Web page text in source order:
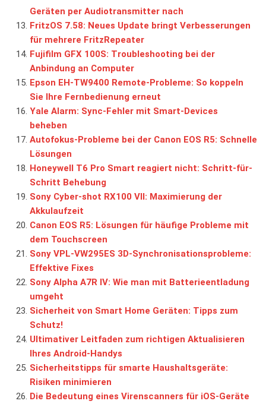
Geräten per Audiotransmitter nach
FritzOS 7.58: Neues Update bringt Verbesserungen
für mehrere FritzRepeater
Fujifilm GFX 100S: Troubleshooting bei der
Anbindung an Computer
Epson EH-TW9400 Remote-Probleme: So koppeln
Sie Ihre Fernbedienung erneut
Yale Alarm: Sync-Fehler mit Smart-Devices
beheben
Autofokus-Probleme bei der Canon EOS R5: Schnelle
Lösungen
Honeywell T6 Pro Smart reagiert nicht: Schritt-für-
Schritt Behebung
Sony Cyber-shot RX100 VII: Maximierung der
Akkulaufzeit
Canon EOS R5: Lösungen für häufige Probleme mit
dem Touchscreen
Sony VPL-VW295ES 3D-Synchronisationsprobleme:
Effektive Fixes
Sony Alpha A7R IV: Wie man mit Batterieentladung
umgeht
Sicherheit von Smart Home Geräten: Tipps zum
Schutz!
Ultimativer Leitfaden zum richtigen Aktualisieren
Ihres Android-Handys
Sicherheitstipps für smarte Haushaltsgeräte:
Risiken minimieren
Die Bedeutung eines Virenscanners für iOS-Geräte